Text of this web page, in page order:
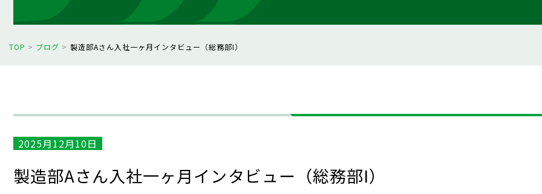
TOP > ブログ > 製造部Aさん入社一ヶ月インタビュー（総務部I）
2025月12月10日
製造部Aさん入社一ヶ月インタビュー（総務部I）